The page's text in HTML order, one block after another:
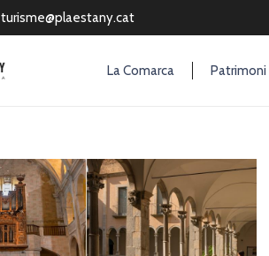
turisme@plaestany.cat
La Comarca Patrimoni